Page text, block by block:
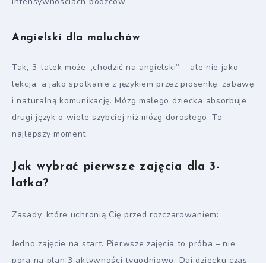
Angielski dla maluchów
Tak, 3-latek może „chodzić na angielski” – ale nie jako
lekcja, a jako spotkanie z językiem przez piosenkę, zabawę
i naturalną komunikację. Mózg małego dziecka absorbuje
drugi język o wiele szybciej niż mózg dorosłego. To
najlepszy moment.
Jak wybrać pierwsze zajęcia dla 3-
latka?
Zasady, które uchronią Cię przed rozczarowaniem:
Jedno zajęcie na start. Pierwsze zajęcia to próba – nie
pora na plan 3 aktywności tygodniowo. Daj dziecku czas